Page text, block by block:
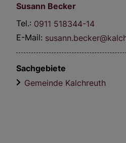
Susann Becker
Tel.: 0911 518344-14
E-Mail:
Sachgebiete
Gemeinde Kalchreuth